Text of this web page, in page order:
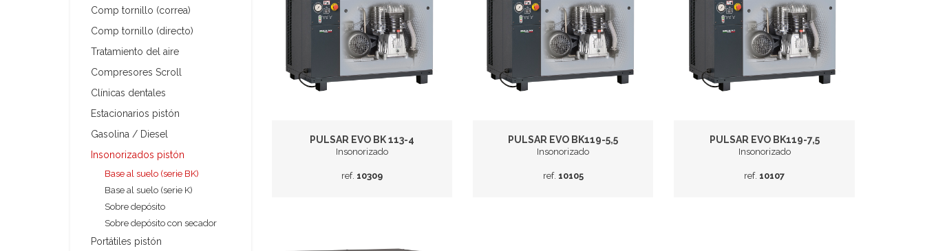
PULSAR EVO BK 113-4
Insonorizado
ref. 10309
PULSAR EVO BK119-5,5
Insonorizado
ref. 10105
PULSAR EVO BK119-7,5
Insonorizado
ref. 10107
Comp tornillo (correa)
Comp tornillo (directo)
Tratamiento del aire
Compresores Scroll
Clínicas dentales
Estacionarios pistón
Gasolina / Diesel
Insonorizados pistón
Base al suelo (serie BK)
Base al suelo (serie K)
Sobre depósito
Sobre depósito con secador
Portátiles pistón